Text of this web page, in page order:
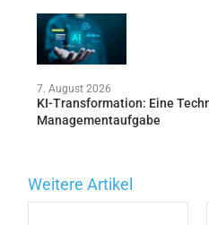
7. August 2026
KI-Transformation: Eine
Managementaufgabe
Weitere Artikel